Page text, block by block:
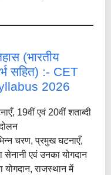
(भारतीय
सहित) :- CET
2026
19वीं एवं 20वीं शताब्दी
चरण, प्रमुख घटनाएँ,
सेनानी एवं उनका योगदान
राजस्थान में